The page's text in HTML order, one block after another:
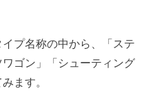
プ名称の中から、「ステ
ゴン」「シューティング
ます。